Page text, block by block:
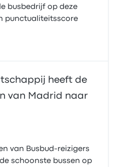
busbedrijf op deze
punctualiteitsscore
heeft de
van Madrid naar
van Busbud-reizigers
schoonste bussen op